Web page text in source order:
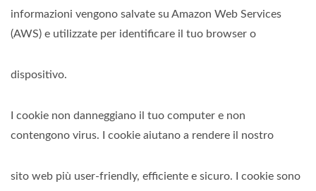
informazioni vengono salvate su Amazon Web Services
(AWS) e utilizzate per identificare il tuo browser o
dispositivo.
I cookie non danneggiano il tuo computer e non
contengono virus. I cookie aiutano a rendere il nostro
sito web più user-friendly, efficiente e sicuro. I cookie sono